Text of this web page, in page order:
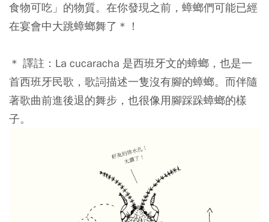
食物可吃」的物質。在你發現之前，蟑螂們可能已經
在宴會中大跳蟑螂舞了＊！
＊ 譯註：La cucaracha 是西班牙文的蟑螂，也是一
首西班牙民歌，歌詞描述一隻沒有腳的蟑螂。而伴隨
著歌曲前進後退的舞步，也很像用腳踩跺蟑螂的樣
子。